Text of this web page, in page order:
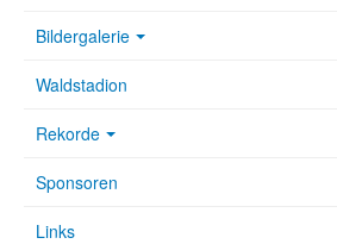
Bildergalerie
Waldstadion
Rekorde
Sponsoren
Links